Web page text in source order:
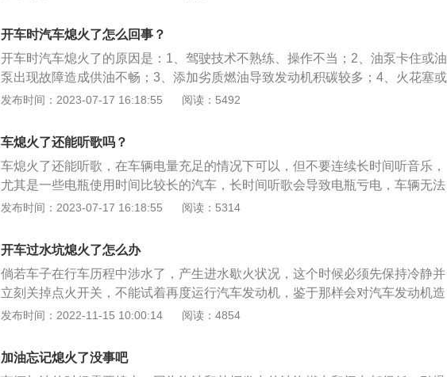
后，如果不拉手刹，车子不会出现溜车现象。3、p挡内的锁止机构可以锁止变速
箱齿轮，等于间接锁止车轮。p挡是停车熄火时使用的挡位，n挡是短时间停车不
熄火时使用的挡位。4、挂入r挡时，一定要确保车子完全停稳。行驶时，不要挂
入n挡滑行，会损伤变速箱。
开车时汽车熄火了怎么回事？
开车时汽车熄火了的原因是：1、驾驶技术不熟练、操作不当；2、油泵卡住或油
泵出现故障造成供油不畅；3、添加劣质燃油导致发动机积碳较多；4、火花塞或
者高压包故障，造成多缸不点火；5、怠速马达阀芯与节气门座处污垢较多。汽
3、清洗油路、喷油嘴、油箱；4、清理、清洗节气门；5、清洗怠速马达；6、更
发布时间：2023-07-17 16:18:55 阅读：5492
车熄火了还能听歌吗？
车熄火了还能听歌，在车辆电量充足的情况下可以，但不要连续长时间听音乐，
尤其是一些电瓶使用时间比较长的汽车，长时间听歌会导致电瓶亏电，车辆无法
启动，还会加快电池的老化速度。汽车熄火后要做的事：1、关车灯，车辆熄火
没有关闭空调和暖风的习惯，熄火前不关闭空调，当车辆启动时，空调系统也会
自动启动开始工作，这时车辆的瞬间功率负荷非常高，长期使用会损伤汽车电
瓶；3、熄火后不要长时间用电，车辆熄火后用电时发动机不工作，电瓶处于干
耗状态，电容量减少很可能造成车辆无法启动，并且过度放电对于蓄电池本身有
很大的损伤，对电瓶的使用寿命也有影响。
发布时间：2023-07-17 16:18:55 阅读：5314
开车过水坑熄火了怎么办
倘若车子在行车历程中涉水了，产生进水歇火状况，这个时候必须先保持冷静并
立刻关掉点火开关，不能试着再度运行汽车发动机，鉴于那样会对汽车发动机造
成非常大的损害，并且保险公司会予以不受理赔处置，首先要把被淹汽车拖离水
水淹的汽车拖离水域后，要及时性对任何被水浸泡过的电器展开认真仔细的查
发布时间：2022-11-15 10:00:14 阅读：4854
加油忘记熄火了没事吧